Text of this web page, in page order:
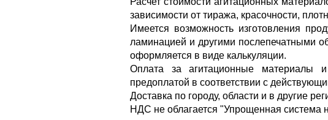
зависимости от тиража, красочности,
Имеется возможность изготовления
ламинацией и другими послепечатными
оформляется в виде калькуляции.
Оплата за агитационные материалы
предоплатой в соответствии с
Доставка по городу, области и в другие
НДС не облагается "Упрощенная система